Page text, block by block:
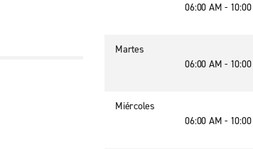
06:00 AM -
Martes
06:00 AM -
Miércoles
06:00 AM -